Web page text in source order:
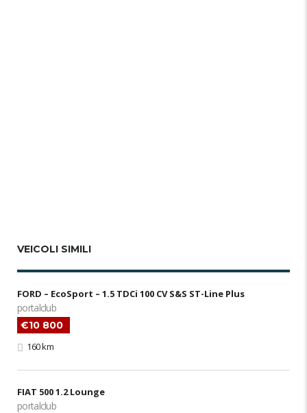
VEICOLI SIMILI
FORD – EcoSport – 1.5 TDCi 100 CV S&S ST-Line Plus
portalclub
€10 800
160 km
FIAT 500 1.2 Lounge
portalclub